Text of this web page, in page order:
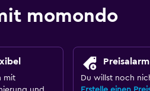
momondo
mit
Preisalarm
Du willst noch